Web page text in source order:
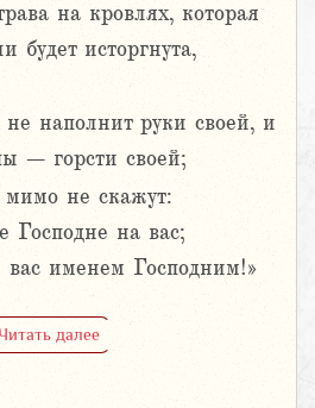
на кровлях, которая
будет исторгнута,
наполнит руки своей, и
– горсти своей;
не скажут:
Господне на вас;
вас именем Господним!»
далее